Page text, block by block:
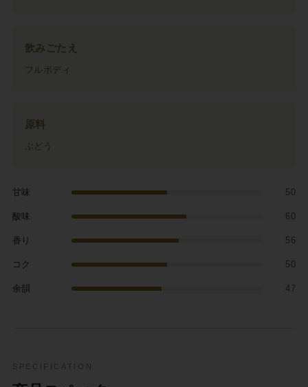
飲みごたえ
フルボディ
原料
ぶどう
甘味 50
酸味 60
香り 56
コク 50
余韻 47
SPECIFICATION